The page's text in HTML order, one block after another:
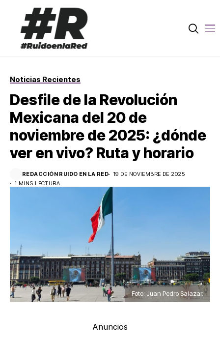
Noticias Recientes
Desfile de la Revolución
Mexicana del 20 de
noviembre de 2025: ¿dónde
ver en vivo? Ruta y horario
REDACCIÓN RUIDO EN LA RED
19 DE NOVIEMBRE DE 2025
1 MINS LECTURA
Foto: Juan Pedro Salazar.
Anuncios